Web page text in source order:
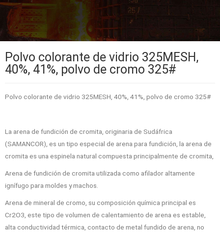
Polvo colorante de vidrio 325MESH,
40%, 41%, polvo de cromo 325#
Polvo colorante de vidrio 325MESH, 40%, 41%, polvo de cromo 325#
La arena de fundición de cromita, originaria de Sudáfrica
(SAMANCOR), es un tipo especial de arena para fundición, la arena de
cromita es una espinela natural compuesta principalmente de cromita,
Arena de fundición de cromita utilizada como afilador altamente
ignífugo para moldes y machos.
Arena de mineral de cromo, su composición química principal es
Cr2O3, este tipo de volumen de calentamiento de arena es estable,
alta conductividad térmica, contacto de metal fundido de arena, no